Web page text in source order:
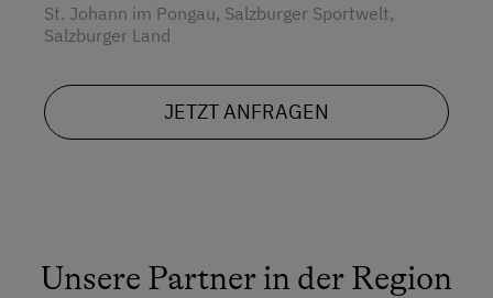
St. Johann im Pongau, Salzburger Sportwelt,
Salzburger Land
JETZT ANFRAGEN
Unsere Partner in der Region